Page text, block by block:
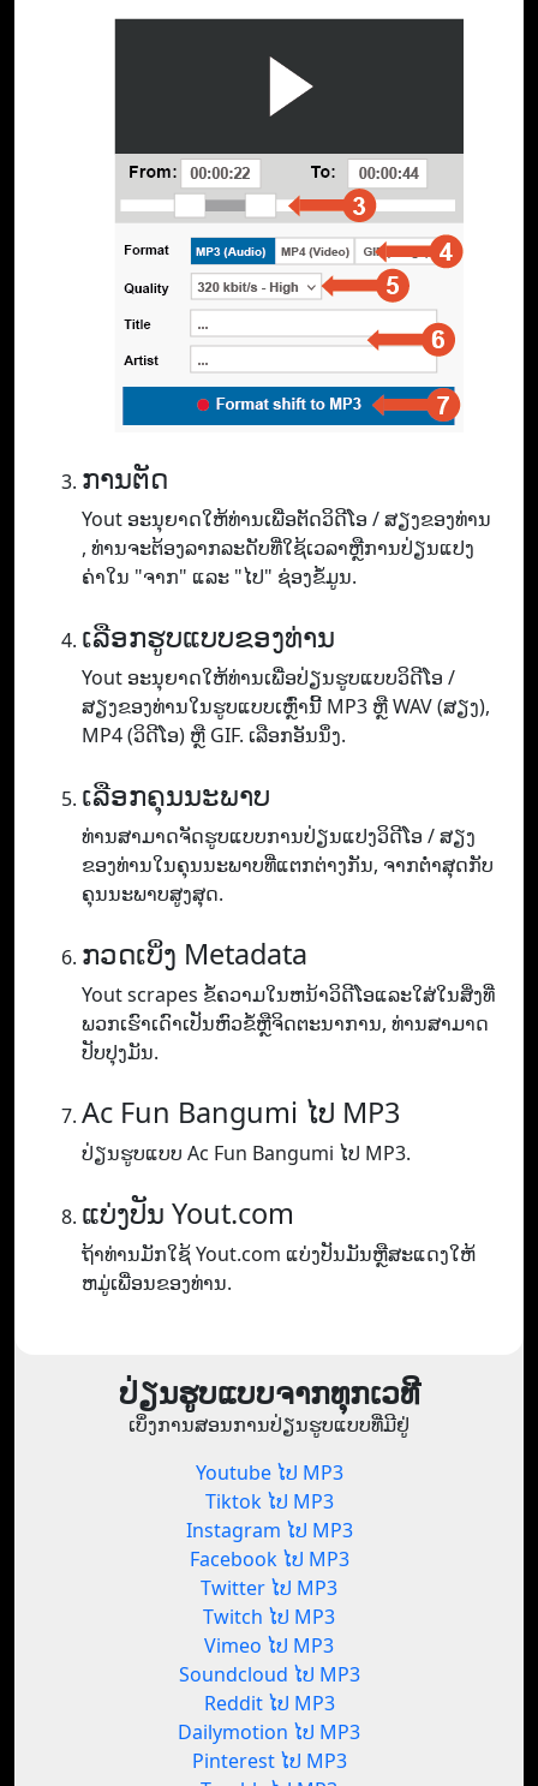
ການຕັດ
Yout ອະ​ນຸ​ຍາດ​ໃຫ້​ທ່ານ​ເພື່ອ​ຕັດ​ວິ​ດີ​ໂອ / ສຽງ​ຂອງ​ທ່ານ​
, ທ່ານ​ຈະ​ຕ້ອງ​ລາກ​ລະ​ດັບ​ທີ່​ໃຊ້​ເວ​ລາ​ຫຼື​ການ​ປ່ຽນ​ແປງ​
ຄ່າ​ໃນ "ຈາກ​" ແລະ "ໄປ​" ຊ່ອງ​ຂໍ້​ມູນ.
ເລືອກຮູບແບບຂອງທ່ານ
Yout ອະ​ນຸ​ຍາດ​ໃຫ້​ທ່ານ​ເພື່ອ​ປ່ຽນ​ຮູບ​ແບບ​ວິ​ດີ​ໂອ /
ສຽງ​ຂອງ​ທ່ານ​ໃນ​ຮູບ​ແບບ​ເຫຼົ່າ​ນີ້ MP3 ຫຼື WAV (ສຽງ​)​,
MP4 (ວິ​ດີ​ໂອ​) ຫຼື GIF​. ເລືອກອັນນຶ່ງ.
ເລືອກຄຸນນະພາບ
ທ່ານ​ສາ​ມາດ​ຈັດ​ຮູບ​ແບບ​ການ​ປ່ຽນ​ແປງ​ວິ​ດີ​ໂອ / ສຽງ​
ຂອງ​ທ່ານ​ໃນ​ຄຸນ​ນະ​ພາບ​ທີ່​ແຕກ​ຕ່າງ​ກັນ​, ຈາກ​ຕ​່​ໍາ​ສຸດ​ກັບ​
ຄຸນ​ນະ​ພາບ​ສູງ​ສຸດ​.
ກວດເບິ່ງ Metadata
Yout scrapes ຂໍ້ຄວາມໃນຫນ້າວິດີໂອແລະໃສ່ໃນສິ່ງທີ່
ພວກເຮົາເດົາເປັນຫົວຂໍ້ຫຼືຈິດຕະນາການ, ທ່ານສາມາດ
ປັບປຸງມັນ.
Ac Fun Bangumi ໄປ MP3
ປ່ຽນຮູບແບບ Ac Fun Bangumi ໄປ MP3.
ແບ່ງປັນ Yout.com
ຖ້າທ່ານມັກໃຊ້ Yout.com ແບ່ງປັນມັນຫຼືສະແດງໃຫ້
ຫມູ່ເພື່ອນຂອງທ່ານ.
ປ່ຽນຮູບແບບຈາກທຸກເວທີ
ເບິ່ງການສອນການປ່ຽນຮູບແບບທີ່ມີຢູ່
Youtube ໄປ MP3
Tiktok ໄປ MP3
Instagram ໄປ MP3
Facebook ໄປ MP3
Twitter ໄປ MP3
Twitch ໄປ MP3
Vimeo ໄປ MP3
Soundcloud ໄປ MP3
Reddit ໄປ MP3
Dailymotion ໄປ MP3
Pinterest ໄປ MP3